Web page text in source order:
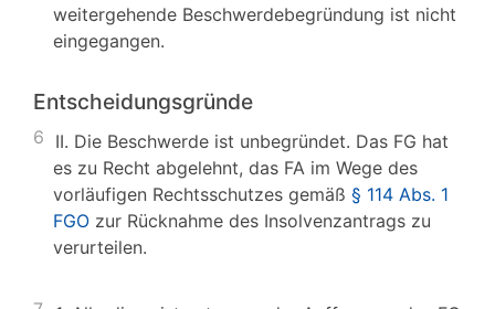
weitergehende Beschwerdebegründung ist nicht
eingegangen.
Entscheidungsgründe
6 II. Die Beschwerde ist unbegründet. Das FG hat
es zu Recht abgelehnt, das FA im Wege des
vorläufigen Rechtsschutzes gemäß § 114 Abs. 1
FGO zur Rücknahme des Insolvenzantrags zu
verurteilen.